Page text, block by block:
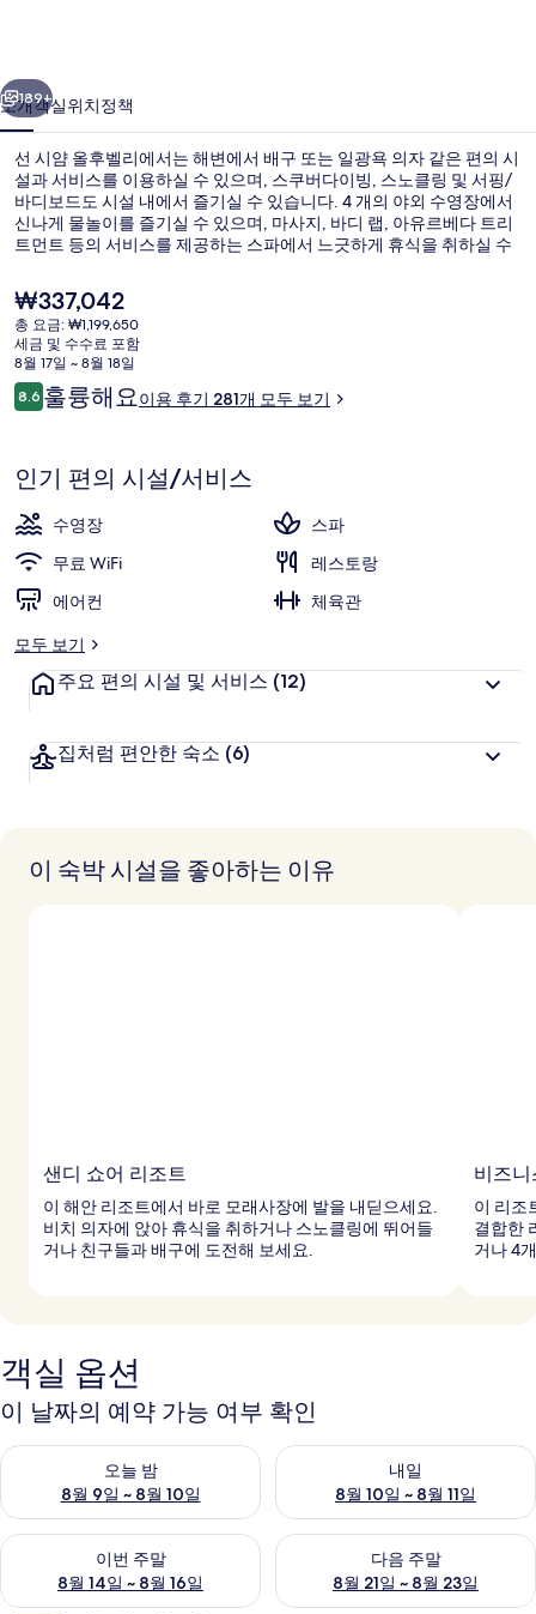
의
사
진
갤
러
리
다음
189+
소개객실위치정책
선 시얌 올후벨리에서는 해변에서 배구 또는 일광욕 의자 같은 편의 시
설과 서비스를 이용하실 수 있으며, 스쿠버다이빙, 스노클링 및 서핑/
바디보드도 시설 내에서 즐기실 수 있습니다. 4 개의 야외 수영장에서
신나게 물놀이를 즐기실 수 있으며, 마사지, 바디 랩, 아유르베다 트리
트먼트 등의 서비스를 제공하는 스파에서 느긋하게 휴식을 취하실 수
다 전망의 장점이 있으며, 아침, 점심 및 저녁 식사를 제공합니다. 이 럭
셔리 리조트에는 4 개의 풀사이드 바, 무료 키즈 클럽, 피트니스 센터
등이 마련되어 있습니다.
현
재
가
격
은
₩337,042
₩337,042
총 요금: ₩1,199,650
세금 및 수수료 포함
8월 17일 ~ 8월 18일
이
용
기
8.610점 만점 중 8.6점.
훌륭해요이용 후기 281개 모두 보기
인기 편의 시설/서비스
수영장
스파
무료 WiFi
레스토랑
에어컨
체육관
모두 보기
주요 편의 시설 및 서비스 (12)
집처럼 편안한 숙소 (6)
이 숙박 시설을 좋아하는 이유
샌디 쇼어 리조트
이 해안 리조트에서 바로 모래사장에 발을 내딛으세요.
비치 의자에 앉아 휴식을 취하거나 스노클링에 뛰어들
거나 친구들과 배구에 도전해 보세요.
비즈
이 리조
결합한
거나 4
객실 옵션
이 날짜의 예약 가능 여부 확인
오늘 밤
8월 9일 ~ 8월 10일
오늘 밤 예약 가능 여부 확인, 8월 9일 ~ 8월 10일
내일
8월 10일 ~ 8월 11일
내일 예약 가능 여부 확인, 8월
이번 주말
8월 14일 ~ 8월 16일
이번 주말 예약 가능 여부 확인, 8월 14일 ~ 8월 16일
다음 주말
8월 21일 ~ 8월 23일
다음 주말 예약 가능 여부 확인